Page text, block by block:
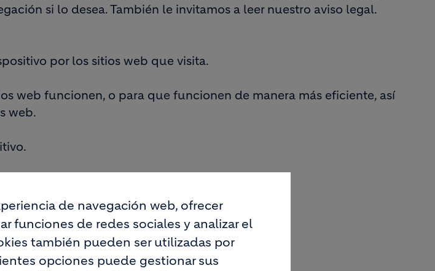
si lo desea. También le invitamos a leer nuestro aviso legal.
por los sitios web que visita.
web funcionen, o para que funcionen de manera más eficiente, así
web.
de navegación web, ofrecer
funciones de redes sociales y analizar el
también pueden ser utilizadas por
opciones puede gestionar sus